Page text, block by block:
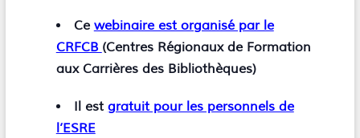
Ce webinaire est organisé par le
CRFCB (Centres Régionaux de Formation
aux Carrières des Bibliothèques)
Il est gratuit pour les personnels de
l’ESRE